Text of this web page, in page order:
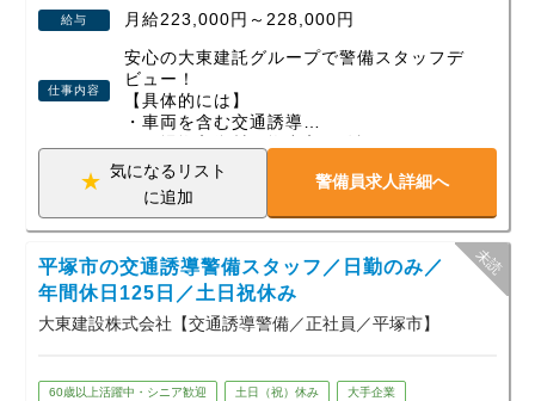
給与 月給223,000円～228,000円
仕事内容
安心の大東建託グループで警備スタッフデ
ビュー！
【具体的には】
・車両を含む交通誘導
・現場搬入資材の搬出入の確認
・近隣住人への対応 などの工場現場での
警備業務です。
【働きやすい環境】
１）正社員雇用のため天候によって給与が
左右されません。
２）年単位での案件に携わるため現場固定
で出勤先が日々変わったりしません。
３）年間休日125日あるのでプライベート
気になるリスト
に追加
警備員求人詳細へ
平塚市の交通誘導警備スタッフ／日勤のみ／
年間休日125日／土日祝休み
大東建設株式会社【交通誘導警備／正社員／平塚市】
60歳以上活躍中・シニア歓迎 土日（祝）休み 大手企業